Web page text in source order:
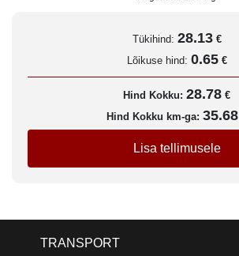
Tükihind: 28.13 €
Lõikuse hind: 0.65 €
Hind Kokku: 28.78 €
Hind Kokku km-ga: 35.68
Lisa tellimusele
TRANSPORT